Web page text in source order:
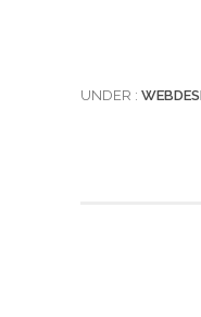
UNDER :